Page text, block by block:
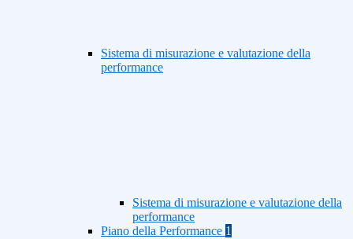
Sistema di misurazione e valutazione della
performance
Sistema di misurazione e valutazione della
performance
Piano della Performance 1